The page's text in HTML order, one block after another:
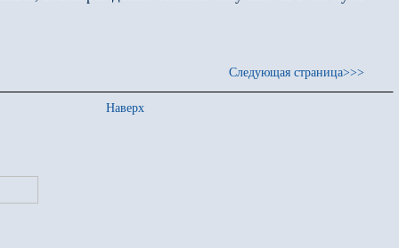
Следующая страница>>>
Наверх